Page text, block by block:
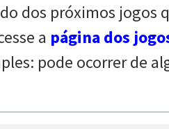
dos próximos
a página dos
pode ocorrer de